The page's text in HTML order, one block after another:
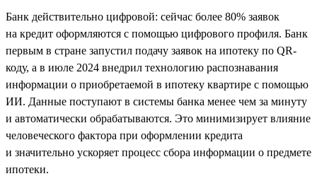
Банк действительно цифровой: сейчас более 80% заявок
на кредит оформляются с помощью цифрового профиля. Банк
первым в стране запустил подачу заявок на ипотеку по QR-
коду, а в июле 2024 внедрил технологию распознавания
информации о приобретаемой в ипотеку квартире с помощью
ИИ. Данные поступают в системы банка менее чем за минуту
и автоматически обрабатываются. Это минимизирует влияние
человеческого фактора при оформлении кредита
и значительно ускоряет процесс сбора информации о предмете
ипотеки.